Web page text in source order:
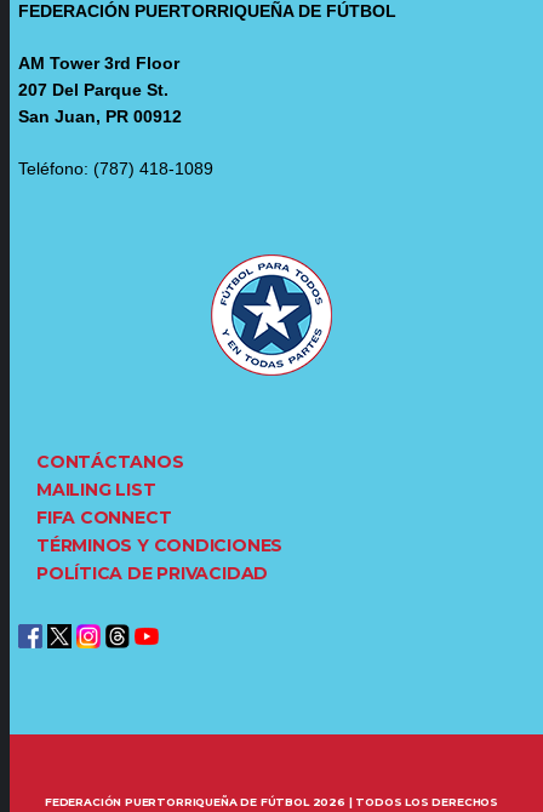
FEDERACIÓN PUERTORRIQUEÑA DE FÚTBOL
AM Tower 3rd Floor
207 Del Parque St.
San Juan, PR 00912
Teléfono: (787) 418-1089
CONTÁCTANOS
MAILING LIST
FIFA CONNECT
TÉRMINOS Y CONDICIONES
POLÍTICA DE PRIVACIDAD
FEDERACIÓN PUERTORRIQUEÑA DE FÚTBOL 2026 | TODOS LOS DERECHOS